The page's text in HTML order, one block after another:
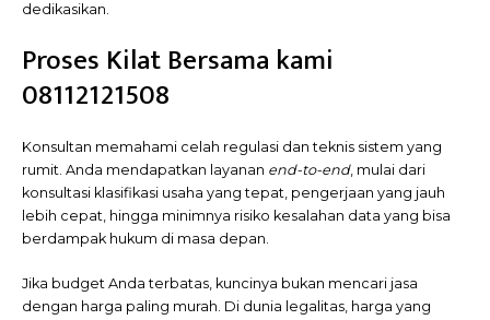
dedikasikan.
Proses Kilat Bersama kami
08112121508
Konsultan memahami celah regulasi dan teknis sistem yang
rumit. Anda mendapatkan layanan end-to-end, mulai dari
konsultasi klasifikasi usaha yang tepat, pengerjaan yang jauh
lebih cepat, hingga minimnya risiko kesalahan data yang bisa
berdampak hukum di masa depan.
Jika budget Anda terbatas, kuncinya bukan mencari jasa
dengan harga paling murah. Di dunia legalitas, harga yang